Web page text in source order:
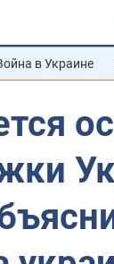
в Украине